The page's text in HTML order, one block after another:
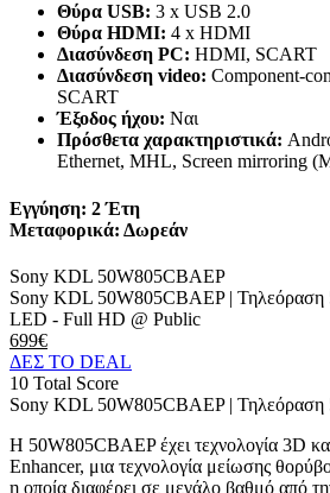
Θύρα USB: 3 x USB 2.0
Θύρα HDMI: 4 x HDMI
Διασύνδεση PC: HDMI, SCART
Διασύνδεση video: Component-
SCART
Έξοδος ήχου: Ναι
Πρόσθετα χαρακτηριστικά:
Ethernet, MHL, Screen mirroring
Εγγύηση: 2 Έτη
Μεταφορικά: Δωρεάν
Sony KDL 50W805CBAEP
Sony KDL 50W805CBAEP | Τηλεόραση
LED - Full HD @ Public
699€
ΔΕΣ ΤΟ DEAL
10 Total Score
Sony KDL 50W805CBAEP | Τηλεόραση
H 50W805CBAEP έχει τεχνολογία 3D
Enhancer, μια τεχνολογία μείωσης
η οποία διαφέρει σε μεγάλο βαθμό από